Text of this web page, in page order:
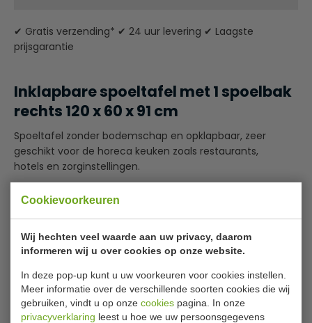
Cookievoorkeuren
Wij hechten veel waarde aan uw privacy, daarom
informeren wij u over cookies op onze website.
In deze pop-up kunt u uw voorkeuren voor cookies instellen.
Meer informatie over de verschillende soorten cookies die wij
gebruiken, vindt u op onze cookies pagina. In onze
privacyverklaring leest u hoe we uw persoonsgegevens
✔ Gratis verzending* ✔ 24 uur levering ✔ Laagste
prijsgarantie
Inklapbare spoeltafel met 1 spoelbak
rechts 120 x 60 x 91 cm
Spoeltafel zonder bodemschap en opklapbaar, zeer
geschikt voor de horeca keuken zoals restaurants,
hotels en zorginstellingen.
Afmetingen spoelbak 50 x 40 x 25 cm
Bijlages
Assembly_instruction_7490.0275-0280
7490.0275 dimensions
Specificaties